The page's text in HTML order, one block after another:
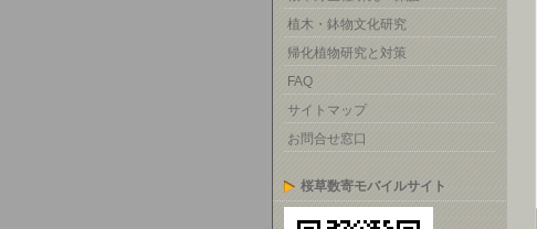
植木・鉢物文化研究
帰化植物研究と対策
FAQ
サイトマップ
お問合せ窓口
桜草数寄モバイルサイト